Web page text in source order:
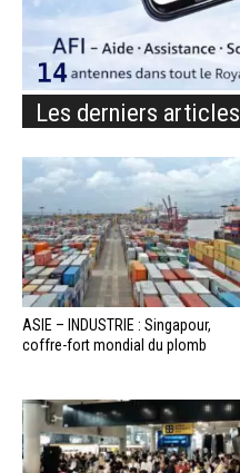
Les derniers articles
ASIE – INDUSTRIE : Singapour,
coffre-fort mondial du plomb